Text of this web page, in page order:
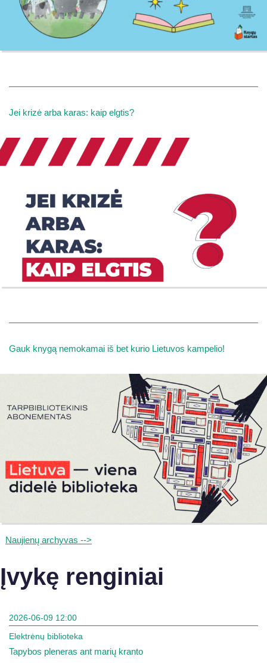
Jei krizė arba karas: kaip elgtis?
Gauk knygą nemokamai iš bet kurio Lietuvos kampelio!
Naujienų archyvas -->
Įvykę renginiai
2026-06-09 12:00
Elektrėnų biblioteka
Tapybos pleneras ant marių kranto